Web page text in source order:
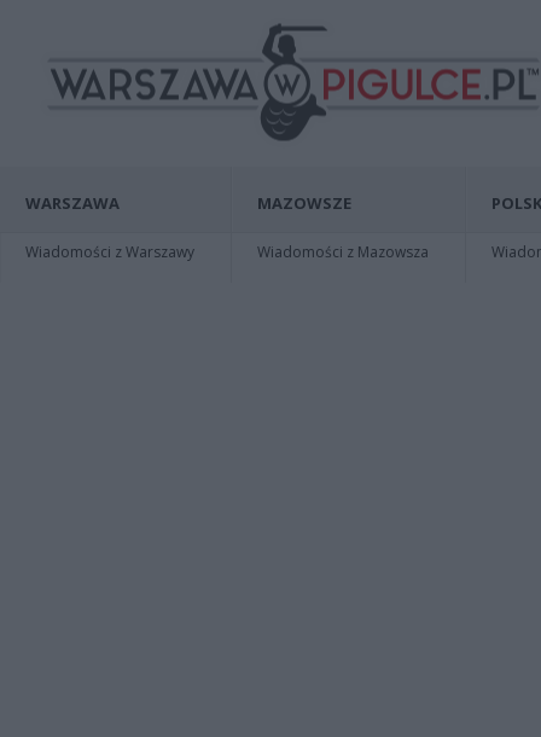
WARSZAWA
Wiadomości z Warszawy
MAZOWSZE
Wiadomości z Mazowsza